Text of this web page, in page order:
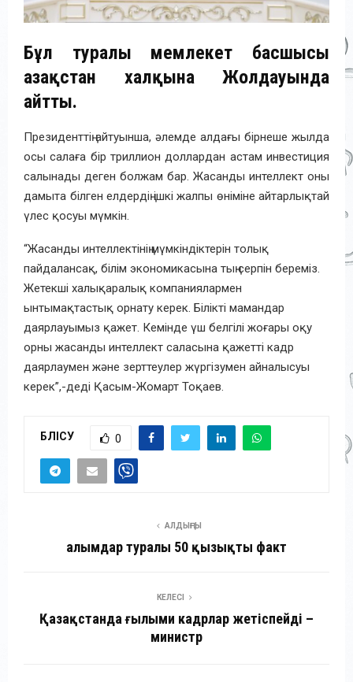
Бұл туралы мемлекет басшысы
Қазақстан халқына Жолдауында
айтты.
Президенттің айтуынша, әлемде алдағы бірнеше жылда
осы салаға бір триллион доллардан астам инвестиция
салынады деген болжам бар. Жасанды интеллект оны
дамыта білген елдердің ішкі жалпы өніміне айтарлықтай
үлес қосуы мүмкін.
“Жасанды интеллектінің мүмкіндіктерін толық
пайдалансақ, білім экономикасына тың серпін береміз.
Жетекші халықаралық компаниялармен
ынтымақтастық орнату керек. Білікті мамандар
даярлауымыз қажет. Кемінде үш белгілі жоғары оқу
орны жасанды интеллект саласына қажетті кадр
даярлаумен және зерттеулер жүргізумен айналысуы
керек”,-деді Қасым-Жомарт Тоқаев.
БӨЛІСУ 0
АЛДЫҢҒЫ
Ғалымдар туралы 50 қызықты факт
КЕЛЕСІ
Қазақстанда ғылыми кадрлар жетіспейді –
министр